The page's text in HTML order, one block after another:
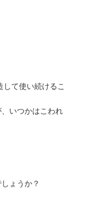
て使い続けるこ
いつかはこわれ
ょうか？